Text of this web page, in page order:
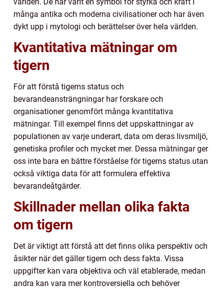
många antika och moderna civilisationer och har även
dykt upp i mytologi och berättelser över hela världen.
Kvantitativa mätningar om
tigern
För att förstå tigerns status och
bevarandeansträngningar har forskare och
organisationer genomfört många kvantitativa
mätningar. Till exempel finns det uppskattningar av
populationen av varje underart, data om deras livsmiljö,
genetiska profiler och mycket mer. Dessa mätningar ger
oss inte bara en bättre förståelse för tigerns status utan
också viktiga data för att formulera effektiva
bevarandeåtgärder.
Skillnader mellan olika fakta
om tigern
Det är viktigt att förstå att det finns olika perspektiv och
åsikter när det gäller tigern och dess fakta. Vissa
uppgifter kan vara objektiva och väl etablerade, medan
andra kan vara mer kontroversiella och behöver